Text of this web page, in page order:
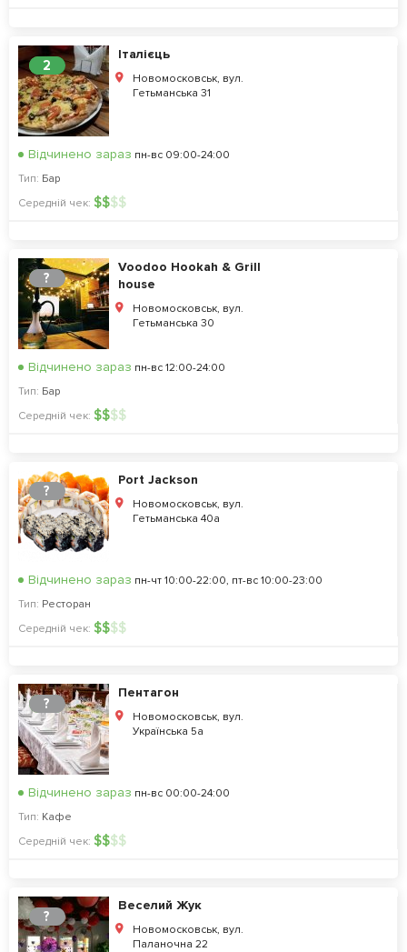
2
Італієць
Новомосковськ, вул.
Гетьманська 31
Відчинено зараз пн-вс 09:00-24:00
Тип: Бар
Середній чек: $$$$
?
Voodoo Hookah & Grill
house
Новомосковськ, вул.
Гетьманська 30
Відчинено зараз пн-вс 12:00-24:00
Тип: Бар
Середній чек: $$$$
?
Port Jackson
Новомосковськ, вул.
Гетьманська 40а
Відчинено зараз пн-чт 10:00-22:00, пт-вс 10:00-23:00
Тип: Ресторан
Середній чек: $$$$
?
Пентагон
Новомосковськ, вул.
Українська 5а
Відчинено зараз пн-вс 00:00-24:00
Тип: Кафе
Середній чек: $$$$
?
Веселий Жук
Новомосковськ, вул.
Паланочна 22